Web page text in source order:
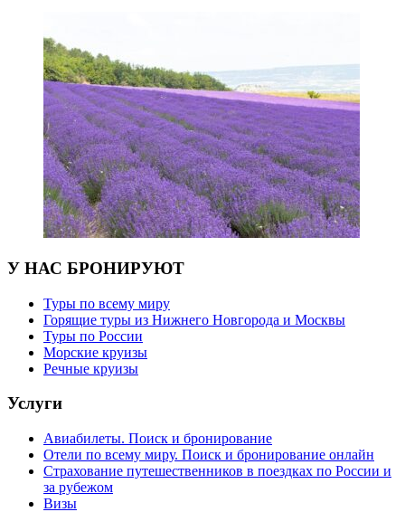
У НАС БРОНИРУЮТ
Туры по всему миру
Горящие туры из Нижнего Новгорода и Москвы
Туры по России
Морские круизы
Речные круизы
Услуги
Авиабилеты. Поиск и бронирование
Отели по всему миру. Поиск и бронирование онлайн
Страхование путешественников в поездках по России и
за рубежом
Визы